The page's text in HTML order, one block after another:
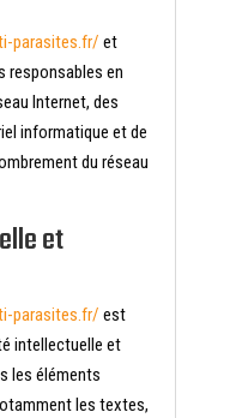
parasites.fr/ et
responsables en
Internet, des
informatique et de
du réseau
et
parasites.fr/ est
intellectuelle et
les éléments
les textes,